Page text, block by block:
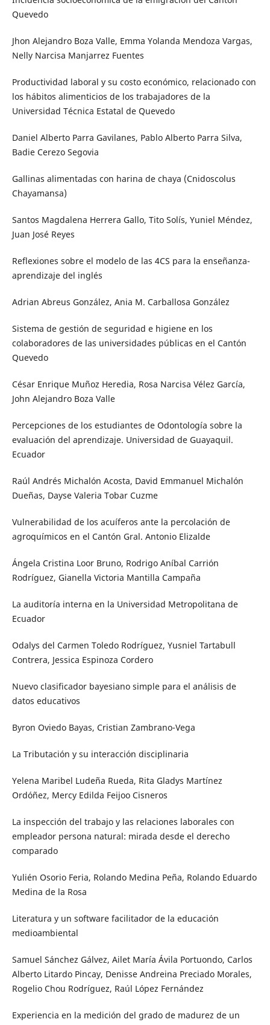
Quevedo
Jhon Alejandro Boza Valle, Emma Yolanda Mendoza Vargas,
Nelly Narcisa Manjarrez Fuentes
Productividad laboral y su costo económico, relacionado con
los hábitos alimenticios de los trabajadores de la
Universidad Técnica Estatal de Quevedo
Daniel Alberto Parra Gavilanes, Pablo Alberto Parra Silva,
Badie Cerezo Segovia
Gallinas alimentadas con harina de chaya (Cnidoscolus
Chayamansa)
Santos Magdalena Herrera Gallo, Tito Solís, Yuniel Méndez,
Juan José Reyes
Reflexiones sobre el modelo de las 4CS para la enseñanza-
aprendizaje del inglés
Adrian Abreus González, Ania M. Carballosa González
Sistema de gestión de seguridad e higiene en los
colaboradores de las universidades públicas en el Cantón
Quevedo
César Enrique Muñoz Heredia, Rosa Narcisa Vélez García,
John Alejandro Boza Valle
Percepciones de los estudiantes de Odontología sobre la
evaluación del aprendizaje. Universidad de Guayaquil.
Ecuador
Raúl Andrés Michalón Acosta, David Emmanuel Michalón
Dueñas, Dayse Valeria Tobar Cuzme
Vulnerabilidad de los acuíferos ante la percolación de
agroquímicos en el Cantón Gral. Antonio Elizalde
Ángela Cristina Loor Bruno, Rodrigo Aníbal Carrión
Rodríguez, Gianella Victoria Mantilla Campaña
La auditoría interna en la Universidad Metropolitana de
Ecuador
Odalys del Carmen Toledo Rodríguez, Yusniel Tartabull
Contrera, Jessica Espinoza Cordero
Nuevo clasificador bayesiano simple para el análisis de
datos educativos
Byron Oviedo Bayas, Cristian Zambrano-Vega
La Tributación y su interacción disciplinaria
Yelena Maribel Ludeña Rueda, Rita Gladys Martínez
Ordóñez, Mercy Edilda Feijoo Cisneros
La inspección del trabajo y las relaciones laborales con
empleador persona natural: mirada desde el derecho
comparado
Yulién Osorio Feria, Rolando Medina Peña, Rolando Eduardo
Medina de la Rosa
Literatura y un software facilitador de la educación
medioambiental
Samuel Sánchez Gálvez, Ailet María Ávila Portuondo, Carlos
Alberto Litardo Pincay, Denisse Andreina Preciado Morales,
Rogelio Chou Rodríguez, Raúl López Fernández
Experiencia en la medición del grado de madurez de un